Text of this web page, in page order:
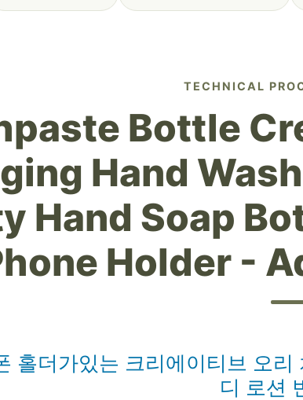
TECHNICAL
Bottle
Hand
Hand Soap
Holder -
홀더가있는 크리에이티브 오
디 로션